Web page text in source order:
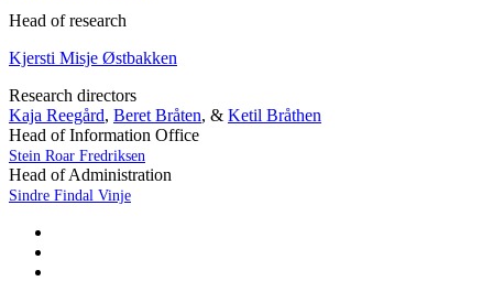
Head of research
Kjersti Misje Østbakken
Research directors
Kaja Reegård, Beret Bråten, & Ketil Bråthen
Head of Information Office
Stein Roar Fredriksen
Head of Administration
Sindre Findal Vinje